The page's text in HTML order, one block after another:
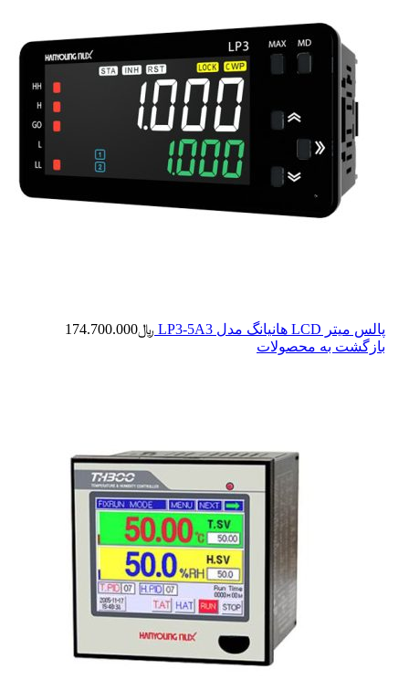
پالس میتر LCD هانیانگ مدل LP3-5A3 ﷼174.700.000
بازگشت به محصولات